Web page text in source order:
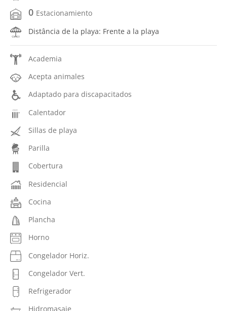
0 Estacionamiento
Distância de la playa: Frente a la playa
Academia
Acepta animales
Adaptado para discapacitados
Calentador
Sillas de playa
Parilla
Cobertura
Residencial
Cocina
Plancha
Horno
Congelador Horiz.
Congelador Vert.
Refrigerador
Hidromasaje